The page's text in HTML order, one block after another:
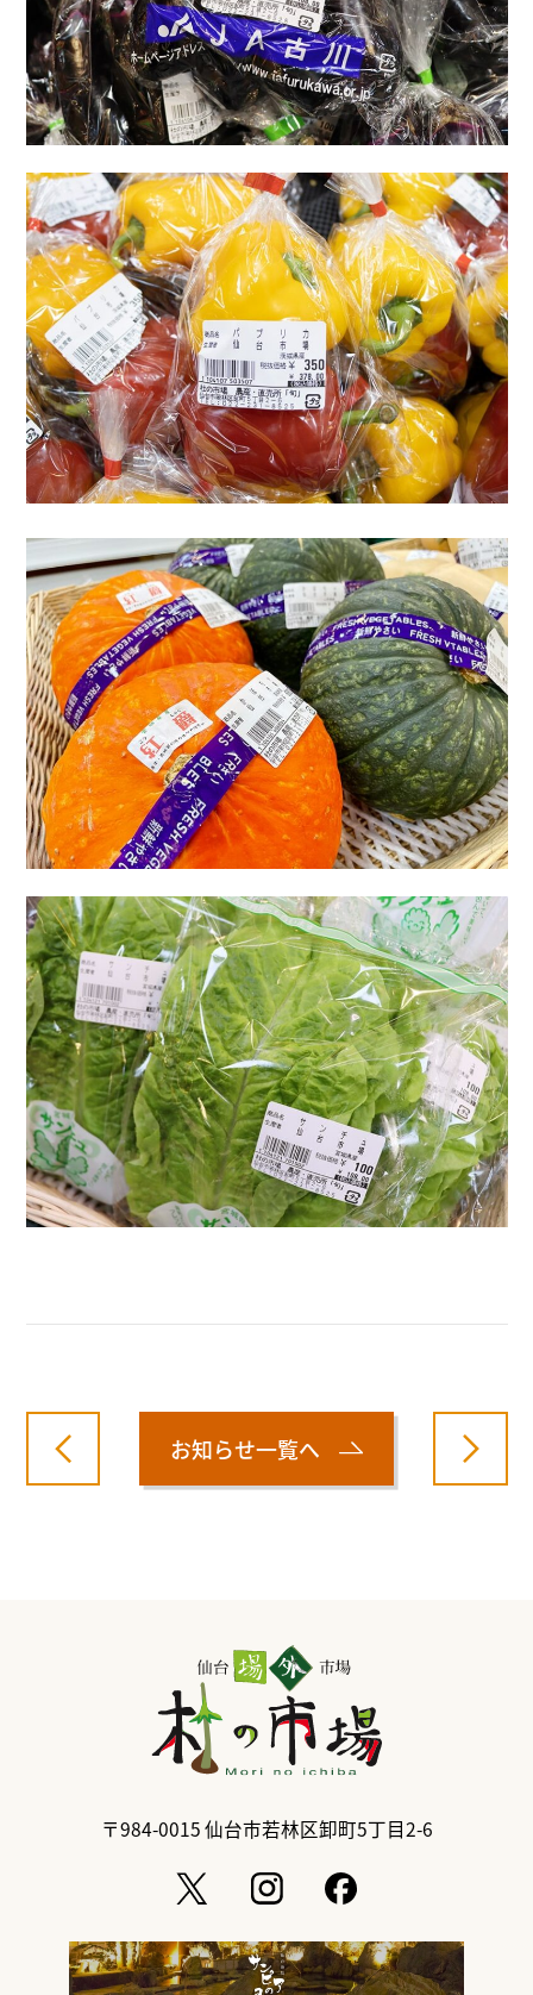
お知らせ一覧へ
〒984-0015仙台市若林区卸町5丁目2-6